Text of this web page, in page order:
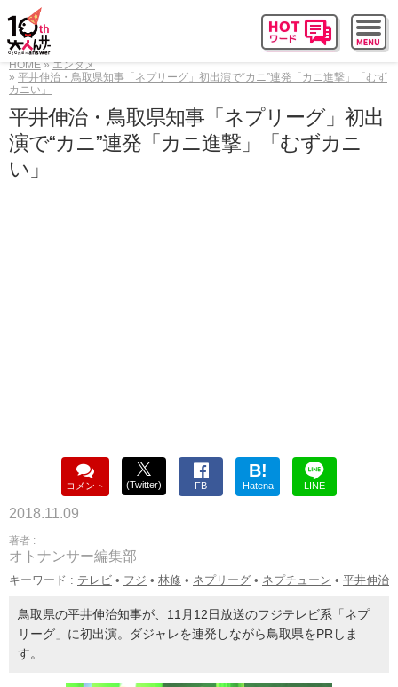
HOME
エンタメ
平井伸治・鳥取県知事「ネプリーグ」初出演で“カニ”連発「カニ進撃」「むず
カニい」
平井伸治・鳥取県知事「ネプリーグ」初出
演で“カニ”連発「カニ進撃」「むずカニ
い」
コメント (Twitter) FB
B!
Hatena LINE
2018.11.09
著者 :
オトナンサー編集部
キーワード : テレビ • フジ • 林修 • ネプリーグ • ネプチューン • 平井伸治
鳥取県の平井伸治知事が、11月12日放送のフジテレビ系「ネプ
リーグ」に初出演。ダジャレを連発しながら鳥取県をPRしま
す。